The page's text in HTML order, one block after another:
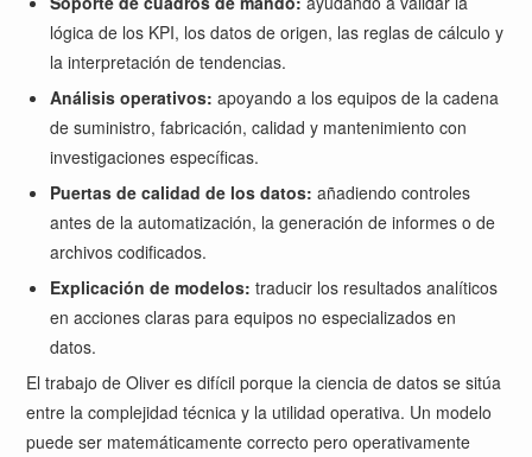
lógica de los KPI, los datos de origen, las reglas de cálculo y
la interpretación de tendencias.
Análisis operativos: apoyando a los equipos de la cadena
de suministro, fabricación, calidad y mantenimiento con
investigaciones específicas.
Puertas de calidad de los datos: añadiendo controles
antes de la automatización, la generación de informes o de
archivos codificados.
Explicación de modelos: traducir los resultados analíticos
en acciones claras para equipos no especializados en
datos.
El trabajo de Oliver es difícil porque la ciencia de datos se sitúa
entre la complejidad técnica y la utilidad operativa. Un modelo
puede ser matemáticamente correcto pero operativamente